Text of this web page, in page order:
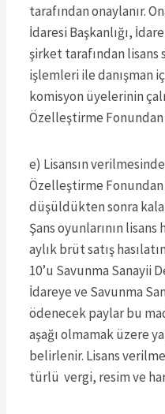
tarafından onaylanır.
İdaresi Başkanlığı,
şirket tarafından lisans
işlemleri ile danışman
komisyon üyelerinin
Özelleştirme Fonundan
e) Lisansın
Özelleştirme Fonundan
düşüldükten sonra
Şans oyunlarının
aylık brüt satış
10’u Savunma Sanayii
İdareye ve Savunma
ödenecek paylar bu
aşağı olmamak üzere
belirlenir. Lisans
türlü vergi, resim ve